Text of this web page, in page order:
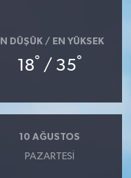
DÜŞÜK / EN YÜKSEK
18° / 35°
10 AĞUSTOS
PAZARTESI